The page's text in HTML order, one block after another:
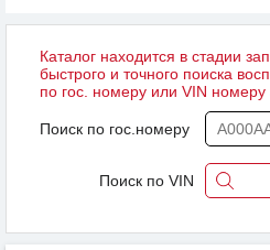
Каталог находится в стадии
быстрого и точного поиска
по гос. номеру или VIN
Поиск по гос.номеру
Поиск по VIN